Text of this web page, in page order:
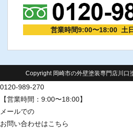
営業時間9:00〜18:00 土
Copyright 岡崎市の外壁塗装専門店川口
0120-989-270
【営業時間：9:00〜18:00】
メールでの
お問い合わせはこちら